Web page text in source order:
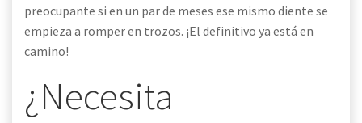
preocupante si en un par de meses ese mismo diente se
empieza a romper en trozos. ¡El definitivo ya está en
camino!
¿Necesita